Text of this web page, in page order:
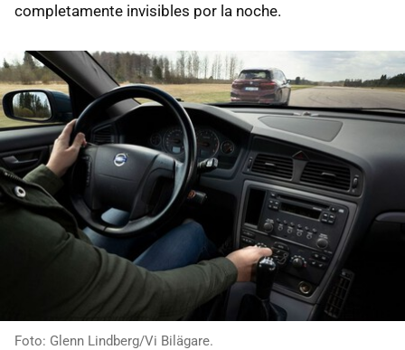
completamente invisibles por la noche.
Foto: Glenn Lindberg/Vi Bilägare.